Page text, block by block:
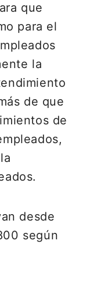
que
para el
la
de que
de
desde
según